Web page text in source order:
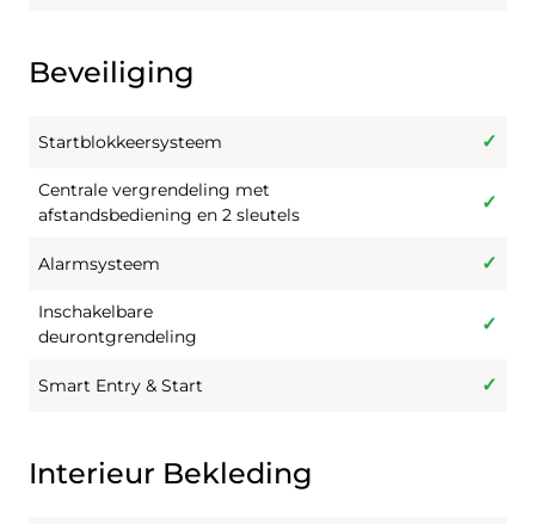
Beveiliging
Startblokkeersysteem
Centrale vergrendeling met
afstandsbediening en 2 sleutels
Alarmsysteem
Inschakelbare
deurontgrendeling
Smart Entry & Start
Interieur Bekleding